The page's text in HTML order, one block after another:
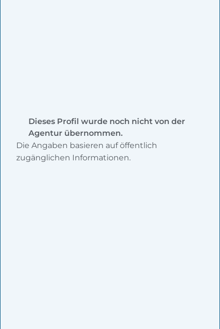
Dieses Profil wurde noch nicht von der
Agentur übernommen.
Die Angaben basieren auf öffentlich
zugänglichen Informationen.